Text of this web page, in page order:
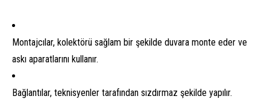
Montajcılar, kolektörü sağlam bir şekilde duvara monte eder ve
askı aparatlarını kullanır.
Bağlantılar, teknisyenler tarafından sızdırmaz şekilde yapılır.